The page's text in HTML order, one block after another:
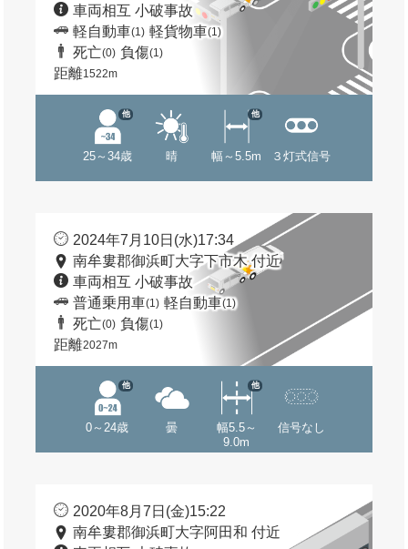
車両相互 小破事故
軽自動車(1) 軽貨物車(1)
死亡(0) 負傷(1)
距離1522m
25～34歳
他
晴 幅～5.5m
他
３灯式信号
2024年7月10日(水)17:34
南牟婁郡御浜町大字下市木 付近
車両相互 小破事故
普通乗用車(1) 軽自動車(1)
死亡(0) 負傷(1)
距離2027m
0～24歳
他
曇
幅5.5～
9.0m
他
信号なし
2020年8月7日(金)15:22
南牟婁郡御浜町大字阿田和 付近